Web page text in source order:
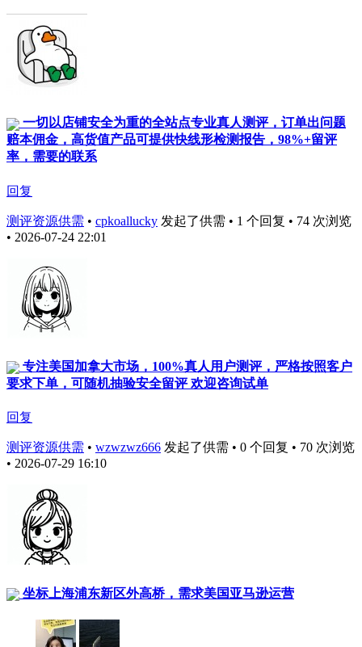
一切以店铺安全为重的全站点专业真人测评，订单出问题
赔本佣金，高货值产品可提供快线形检测报告，98%+留评
率，需要的联系
回复
测评资源供需 • cpkoallucky 发起了供需 • 1 个回复 • 74 次浏览
• 2026-07-24 22:01
专注美国加拿大市场，100%真人用户测评，严格按照客户
要求下单，可随机抽验安全留评 欢迎咨询试单
回复
测评资源供需 • wzwzwz666 发起了供需 • 0 个回复 • 70 次浏览
• 2026-07-29 16:10
坐标上海浦东新区外高桥，需求美国亚马逊运营